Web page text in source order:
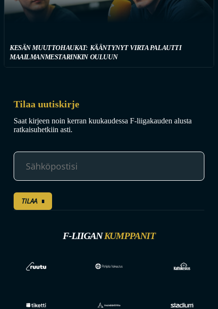
KESÄN MUUTTOHAUKAT: KÄÄNTYNYT VIRTA PALAUTTI
MAAILMANMESTARINKIN OULUUN
Tilaa uutiskirje
Saat kirjeen noin kerran kuukaudessa F-liigakauden alusta
ratkaisuhetkiin asti.
TILAA
F-LIIGANKUMPPANIT